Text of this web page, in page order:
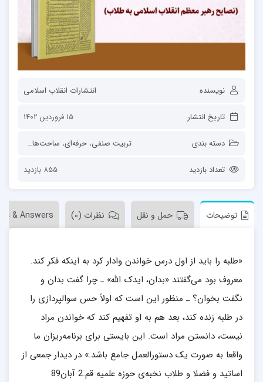
نویسنده انتشارات انقلاب اسلامی
تاریخ انتشار 15 فروردین 1402
دسته بندی تربیت صنفی، حرفه‌ای، ساحت‌های تربیت
تعداد بازدید 855 بازدید
توضیحات حمل و نقل نظرات (0) & Answers
«طلبه را باید از اول درس خواندن وادار کرد به اینکه فکر کند.
معروف بود می‌گفتند «بدان، ایدک الله» ـ چرا گفت بدان و
نگفت بخوان؟ ـ منظور این است که اولاً حس سوال‎پردازی را
در طلبه زنده کند، بعد هم به او تفهیم کند که خواندن مراد
نیست، دانستن مراد است. این بایستی برای برنامه‌ریزان ما
واقعا به صورت یک دستورالعمل جامع باشد.» در دیدار جمعی از
اساتید و فضلا و طلاب نخبه‌ی حوزه علمیه قم.2 آبان89